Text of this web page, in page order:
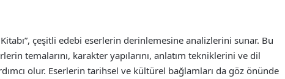
çeşitli edebi eserlerin derinlemesine analizlerini sunar. Bu
temalarını, karakter yapılarını, anlatım tekniklerini ve dil
olur. Eserlerin tarihsel ve kültürel bağlamları da göz önünde